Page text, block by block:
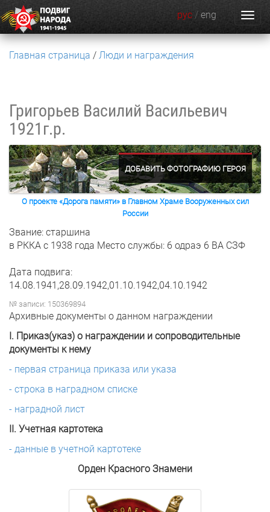
рус / eng
Главная страница Люди и награждения
Григорьев Василий Васильевич
1921г.р.
ДОБАВИТЬ ФОТОГРАФИЮ ГЕРОЯ
О проекте «Дорога памяти» в Главном Храме Вооруженных сил
России
Звание: старшина
в РККА с 1938 года Место службы: 6 одраэ 6 ВА СЗФ
Дата подвига:
14.08.1941,28.09.1942,01.10.1942,04.10.1942
№ записи: 150369894
Архивные документы о данном награждении
I. Приказ(указ) о награждении и сопроводительные
документы к нему
- первая страница приказа или указа
- строка в наградном списке
- наградной лист
II. Учетная картотека
- данные в учетной картотеке
Орден Красного Знамени